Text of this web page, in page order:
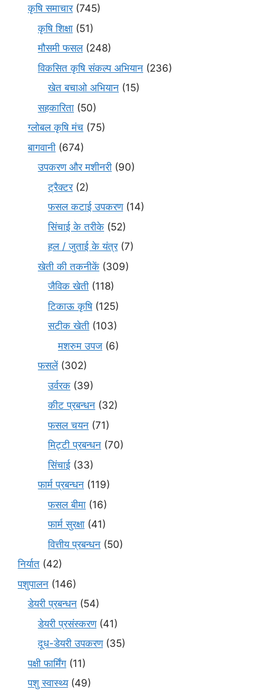
कृषि समाचार(745)
कृषि शिक्षा (51)
मौसमी फसल(248)
विकसित कृषि संकल्प अभियान (236)
खेत बचाओ अभियान (15)
सहकारिता (50)
ग्लोबल कृषि मंच (75)
बागवानी (674)
उपकरण और मशीनरी (90)
ट्रैक्टर(2)
फसल कटाई उपकरण(14)
सिंचाई के तरीके (52)
हल / जुताई के यंत्र(7)
खेती की तकनीकें (309)
जैविक खेती (118)
टिकाऊ कृषि(125)
सटीक खेती (103)
मशरुम उपज (6)
फसलें(302)
उर्वरक (39)
कीट प्रबन्धन (32)
फसल चयन (71)
मि‌ट्टी प्रबन्धन (70)
सिंचाई (33)
फार्म प्रबन्धन (119)
फसल बीमा (16)
फार्म सुरक्षा (41)
वित्तीय प्रबन्धन (50)
निर्यात (42)
पशुपालन (146)
डेयरी प्रबन्धन (54)
डेयरी प्रसंस्करण(41)
दूध-डेयरी उपकरण(35)
पक्षी फार्मिंग (11)
पशु स्वास्थ्य(49)